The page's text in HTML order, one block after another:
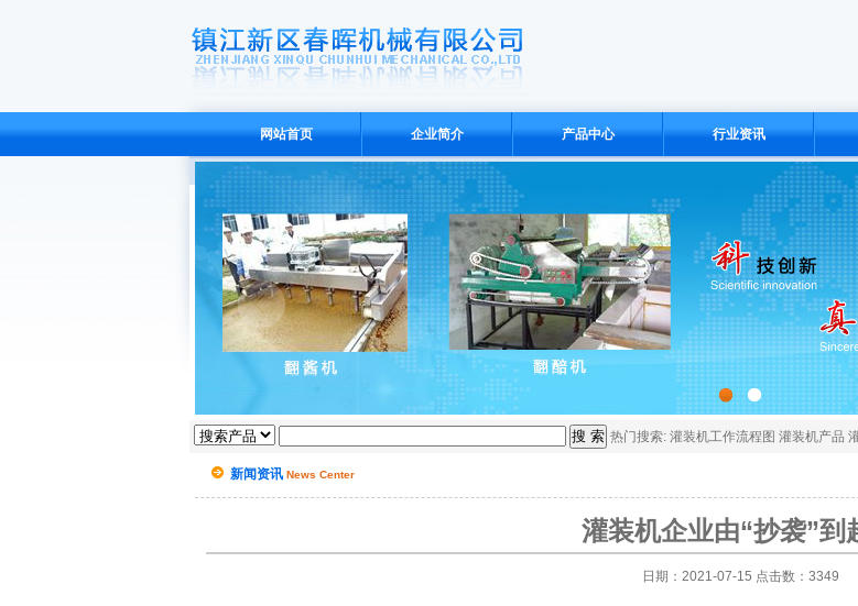
网站首页 企业简介 产品中心 行业资讯
1
2
热门搜索: 灌装机工作流程图 灌装机产品
新闻资讯 News Center
灌装机企业由“抄袭”到
日期：2021-07-15 点击数：3349